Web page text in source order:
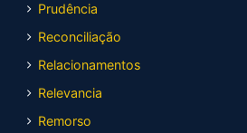
Prudência
Reconciliação
Relacionamentos
Relevancia
Remorso